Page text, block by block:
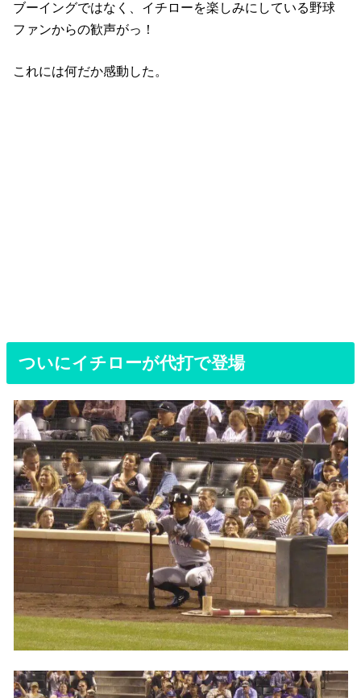
ブーイングではなく、イチローを楽しみにしている野球
ファンからの歓声がっ！
これには何だか感動した。
ついにイチローが代打で登場